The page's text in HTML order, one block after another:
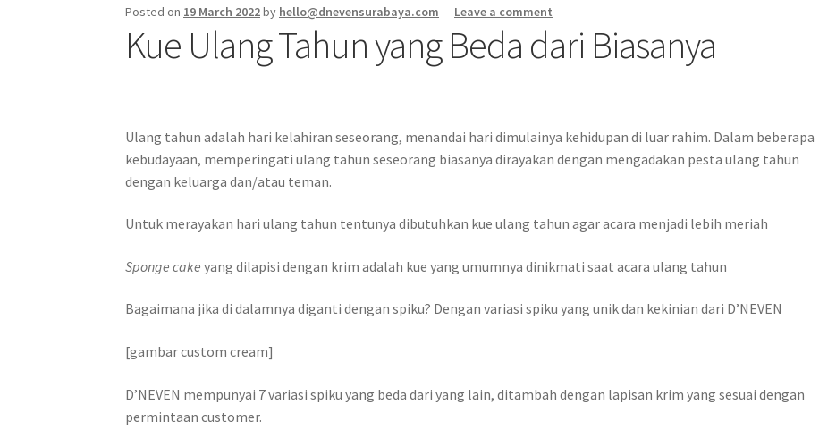
Posted on 19 March 2022by hello@dnevensurabaya.com — Leave a comment
Kue Ulang Tahun yang Beda dari Biasanya
Ulang tahun adalah hari kelahiran seseorang, menandai hari dimulainya kehidupan di luar rahim. Dalam beberapa
kebudayaan, memperingati ulang tahun seseorang biasanya dirayakan dengan mengadakan pesta ulang tahun
dengan keluarga dan/atau teman.
Untuk merayakan hari ulang tahun tentunya dibutuhkan kue ulang tahun agar acara menjadi lebih meriah
Sponge cakeyang dilapisi dengan krim adalah kue yang umumnya dinikmati saat acara ulang tahun
Bagaimana jika di dalamnya diganti dengan spiku? Dengan variasi spiku yang unik dan kekinian dari D’NEVEN
[gambar custom cream]
D’NEVEN mempunyai 7 variasi spiku yang beda dari yang lain, ditambah dengan lapisan krim yang sesuai dengan
permintaan customer.